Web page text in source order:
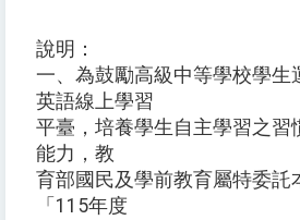
說明：
一、為鼓勵高級中等學校學生
英語線上學習
平臺，培養學生自主學習之習
能力，教
育部國民及學前教育屬特委託
「115年度